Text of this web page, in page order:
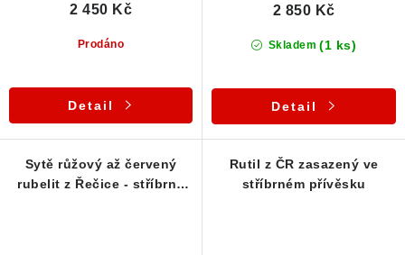
Prodáno
2 450 Kč
Detail
Skladem (1 ks)
2 850 Kč
Detail
Sytě růžový až červený
rubelit z Řečice - stříbrný
Rutil z ČR zasazený ve
stříbrném přívěsku